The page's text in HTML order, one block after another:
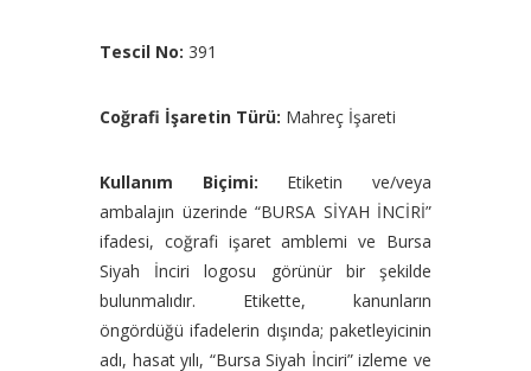
Tescil No: 391
Coğrafi İşaretin Türü: Mahreç İşareti
Kullanım Biçimi: Etiketin ve/veya
ambalajın üzerinde “BURSA SİYAH İNCİRİ”
ifadesi, coğrafi işaret amblemi ve Bursa
Siyah İnciri logosu görünür bir şekilde
bulunmalıdır. Etikette, kanunların
öngördüğü ifadelerin dışında; paketleyicinin
adı, hasat yılı, “Bursa Siyah İnciri” izleme ve